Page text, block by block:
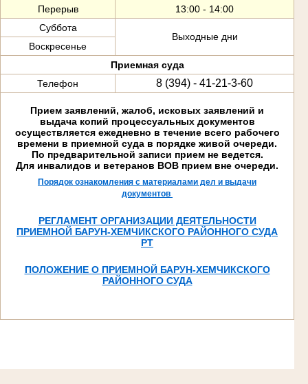
Перерыв
13:00 - 14:00
Суббота
Выходные дни
Воскресенье
Приемная суда
Телефон
8 (394) - 41-21-3-60
Прием заявлений, жалоб, исковых заявлений и
выдача копий процессуальных документов
осуществляется ежедневно в течение всего рабочего
времени в приемной суда в порядке живой очереди.
По предварительной записи прием не ведется.
Для инвалидов и ветеранов ВОВ прием вне очереди.
Порядок ознакомления с материалами дел и выдачи
документов
РЕГЛАМЕНТ ОРГАНИЗАЦИИ ДЕЯТЕЛЬНОСТИ
ПРИЕМНОЙ БАРУН-ХЕМЧИКСКОГО РАЙОННОГО СУДА
РТ
ПОЛОЖЕНИЕ О ПРИЕМНОЙ БАРУН-ХЕМЧИКСКОГО
РАЙОННОГО СУДА